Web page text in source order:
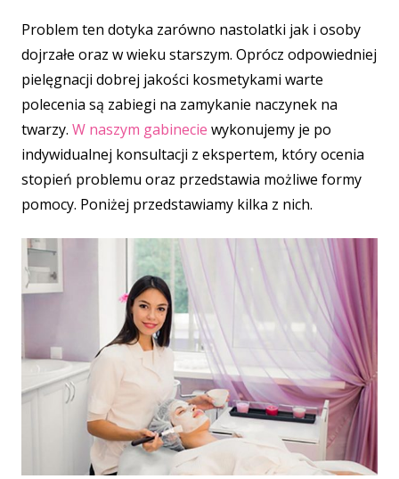
Problem ten dotyka zarówno nastolatki jak i osoby
dojrzałe oraz w wieku starszym. Oprócz odpowiedniej
pielęgnacji dobrej jakości kosmetykami warte
polecenia są zabiegi na zamykanie naczynek na
twarzy. W naszym gabinecie wykonujemy je po
indywidualnej konsultacji z ekspertem, który ocenia
stopień problemu oraz przedstawia możliwe formy
pomocy. Poniżej przedstawiamy kilka z nich.